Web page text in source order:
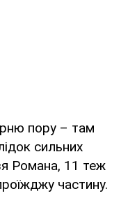
пору – там
сильних
Романа, 11 теж
частину.